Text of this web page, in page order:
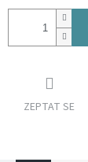
ZEPTAT SE